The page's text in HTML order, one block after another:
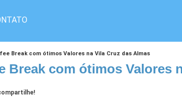
Break com ótimos Valores na Vila Cruz das Almas
Break com ótimos Valores